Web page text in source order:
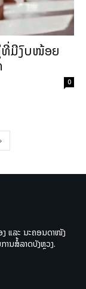
ທີ່ມີງົບໜ້ອຍ
0
ແລະ ນະຄອນດາໜັງ
ນສໍ້ລາດບັງຫຼວງ.